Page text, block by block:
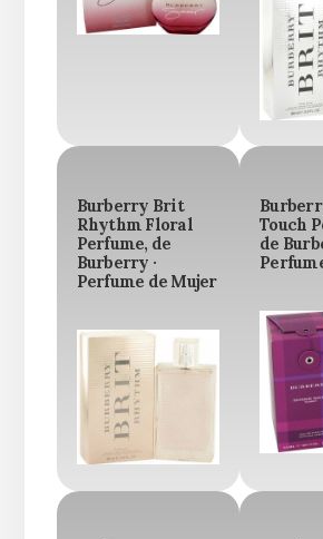
Burberry Brit
Rhythm Floral
Perfume, de
Burberry ·
Perfume de Mujer
Touch
de